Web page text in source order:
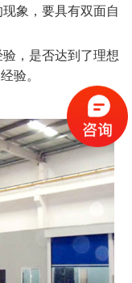
现象，要具有双面自
验，是否达到了理想
验。